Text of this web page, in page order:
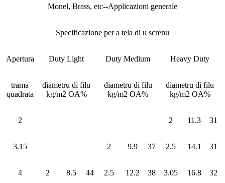
Monel, Brass, etc--Applicazioni generale
Specificazione per a tela di u screnu
Apertura Duty Light Duty Medium Heavy Duty
trama
quadrata
diametru di filu
kg/m2 OA%
diametru di filu
kg/m2 OA%
diametru di filu
kg/m2 OA%
2 2 11.3 31
3.15 2 9.9 37 2.5 14.1 31
4 2 8.5 44 2.5 12.2 38 3.05 16.8 32